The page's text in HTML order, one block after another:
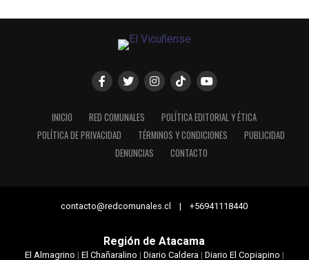
INICIO RED COMUNALES
POLÍTICA EDITORIAL Y ÉTICA
POLÍTICA DE PRIVACIDAD
TÉRMINOS Y CONDICIONES
PUBLICIDAD
DENUNCIAS
CONTACTO
contacto@redcomunales.cl | +56941118440
Región de Atacama
El Almagrino | El Chañaralino | Diario Caldera | Diario El Copiapino |